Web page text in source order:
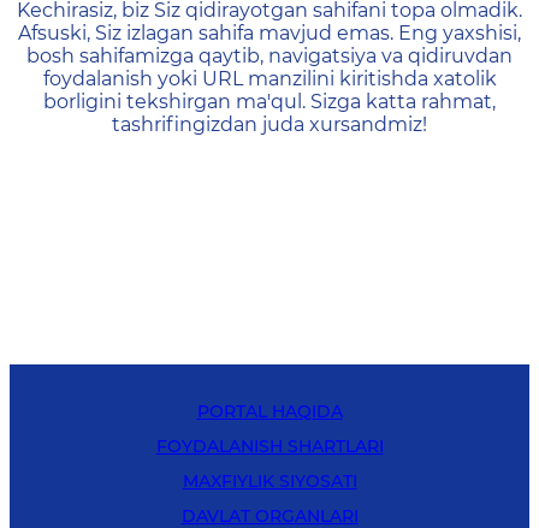
Kechirasiz, biz Siz qidirayotgan sahifani topa olmadik.
Afsuski, Siz izlagan sahifa mavjud emas. Eng yaxshisi,
bosh sahifamizga qaytib, navigatsiya va qidiruvdan
foydalanish yoki URL manzilini kiritishda xatolik
borligini tekshirgan ma'qul. Sizga katta rahmat,
tashrifingizdan juda xursandmiz!
PORTAL HAQIDA
FOYDALANISH SHARTLARI
MAXFIYLIK SIYOSATI
DAVLAT ORGANLARI